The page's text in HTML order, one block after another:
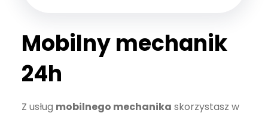
Mobilny mechanik
24h
Z usług mobilnego mechanika skorzystasz w